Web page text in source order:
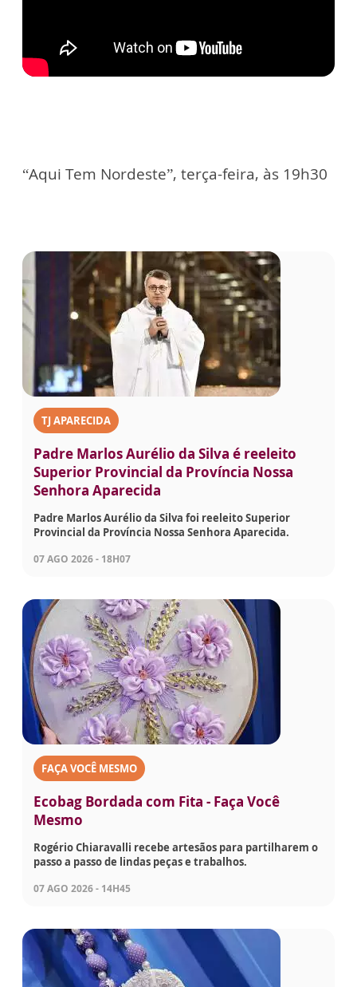
“Aqui Tem Nordeste”, terça-feira, às 19h30
TJ APARECIDA
Padre Marlos Aurélio da Silva é reeleito
Superior Provincial da Província Nossa
Senhora Aparecida
Padre Marlos Aurélio da Silva foi reeleito Superior
Provincial da Província Nossa Senhora Aparecida.
07 AGO 2026 - 18H07
FAÇA VOCÊ MESMO
Ecobag Bordada com Fita - Faça Você
Mesmo
Rogério Chiaravalli recebe artesãos para partilharem o
passo a passo de lindas peças e trabalhos.
07 AGO 2026 - 14H45